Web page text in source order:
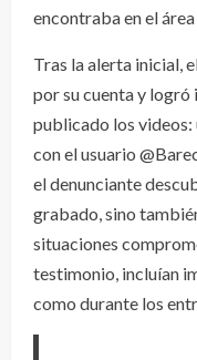
encontraba en el
Tras la alerta inicial,
por su cuenta y
publicado los videos:
con el usuario
el denunciante
grabado, sino
situaciones
testimonio, incluían
como durante los